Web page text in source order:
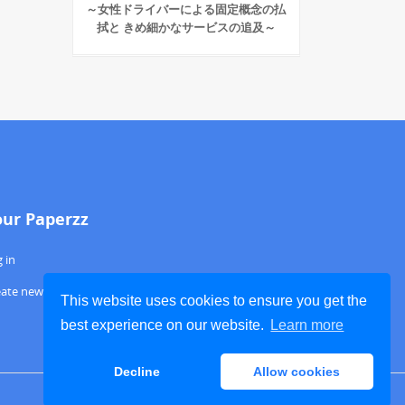
This website uses cookies to ensure you get the
best experience on our website.
Learn more
Decline Allow cookies
～女性ドライバーによる固定概念の払
拭と きめ細かなサービスの追及～
Paperzz
in
new account